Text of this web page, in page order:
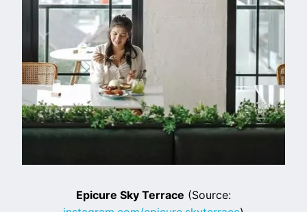
Epicure Sky Terrace (Source: